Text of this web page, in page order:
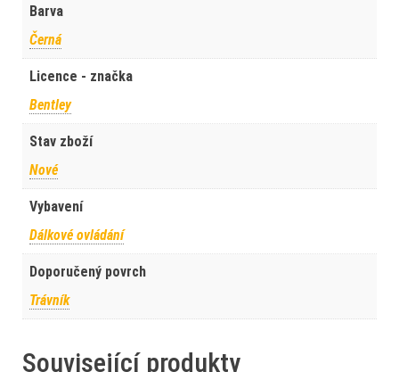
Barva
Černá
Licence - značka
Bentley
Stav zboží
Nové
Vybavení
Dálkové ovládání
Doporučený povrch
Trávník
Související produkty